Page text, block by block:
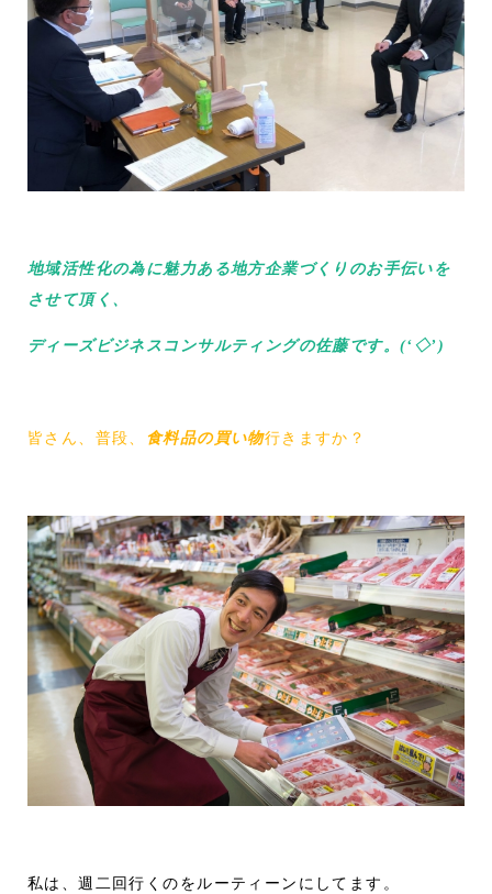
地域活性化の為に魅力ある地方企業づくりのお手伝いを
させて頂く、
ディーズビジネスコンサルティングの佐藤です。(‘◇’)ゞ
皆さん、普段、 食料品の買い物行きますか？
私は、週二回行くのをルーティーンにしてます。